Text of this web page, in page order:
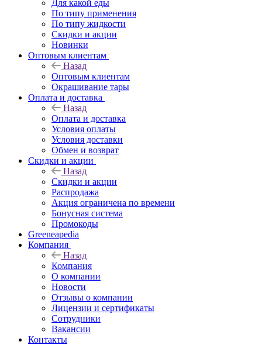
Для какой еды
По типу применения
По типу жидкости
Скидки и акции
Новинки
Оптовым клиентам
Назад
Оптовым клиентам
Окрашивание тары
Оплата и доставка
Назад
Оплата и доставка
Условия оплаты
Условия доставки
Обмен и возврат
Скидки и акции
Назад
Скидки и акции
Распродажа
Акция ограничена по времени
Бонусная система
Промокоды
Greeneapedia
Компания
Назад
Компания
О компании
Новости
Отзывы о компании
Лицензии и сертификаты
Сотрудники
Вакансии
Контакты